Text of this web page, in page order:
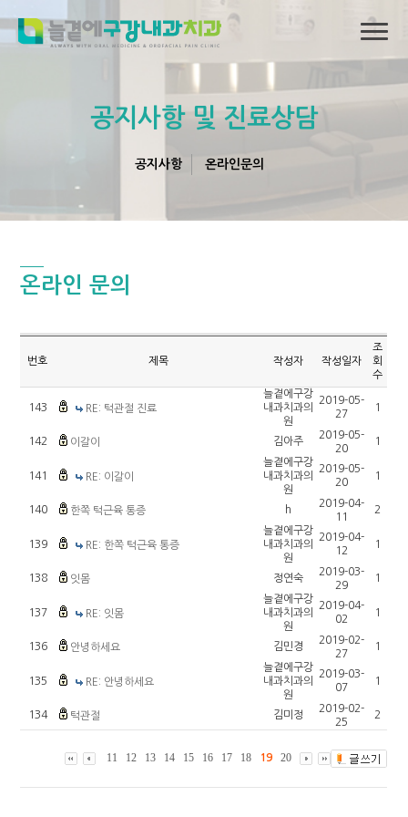
공지사항 및 진료상담
공지사항 온라인문의
온라인 문의
번호 제목 작성자 작성일자
조
회
수
143 RE: 턱관절 진료
늘곁에구강
내과치과의
원
2019-05-
27
1
142 이갈이 김아주
2019-05-
20
1
141 RE: 이갈이
늘곁에구강
내과치과의
원
2019-05-
20
1
140 한쪽 턱근육 통증 h
2019-04-
11
2
139 RE: 한쪽 턱근육 통증
늘곁에구강
내과치과의
원
2019-04-
12
1
138 잇몸 정연숙
2019-03-
29
1
137 RE: 잇몸
늘곁에구강
내과치과의
원
2019-04-
02
1
136 안녕하세요 김민경
2019-02-
27
1
135 RE: 안녕하세요
늘곁에구강
내과치과의
원
2019-03-
07
1
134 턱관절 김미정
2019-02-
25
2
11 12 13 14 15 16 17 18 19 20